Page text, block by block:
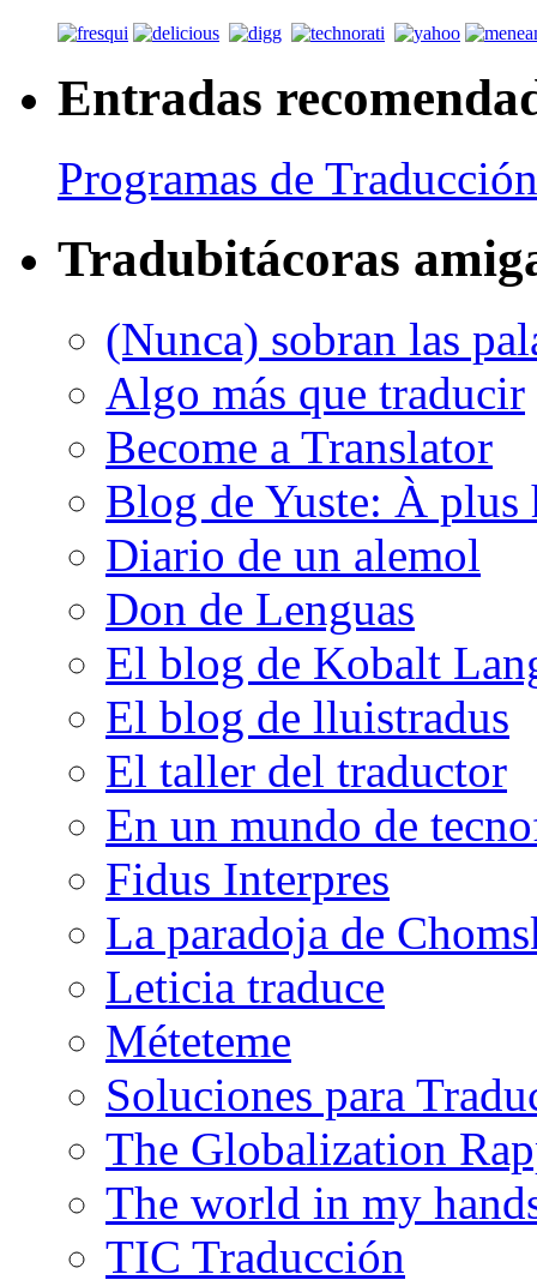
Entradas
Programas de
Tradubitácoras
(Nunca) sobran las
Algo más que traducir
Become a Translator
Blog de Yuste: À plus
Diario de un alemol
Don de Lenguas
El blog de Kobalt
El blog de lluistradus
El taller del traductor
En un mundo de
Fidus Interpres
La paradoja de
Leticia traduce
Méteteme
Soluciones para
The Globalization
The world in my
TIC Traducción